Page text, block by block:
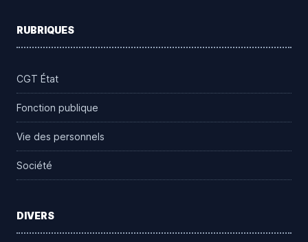
RUBRIQUES
CGT État
Fonction publique
Vie des personnels
Société
DIVERS